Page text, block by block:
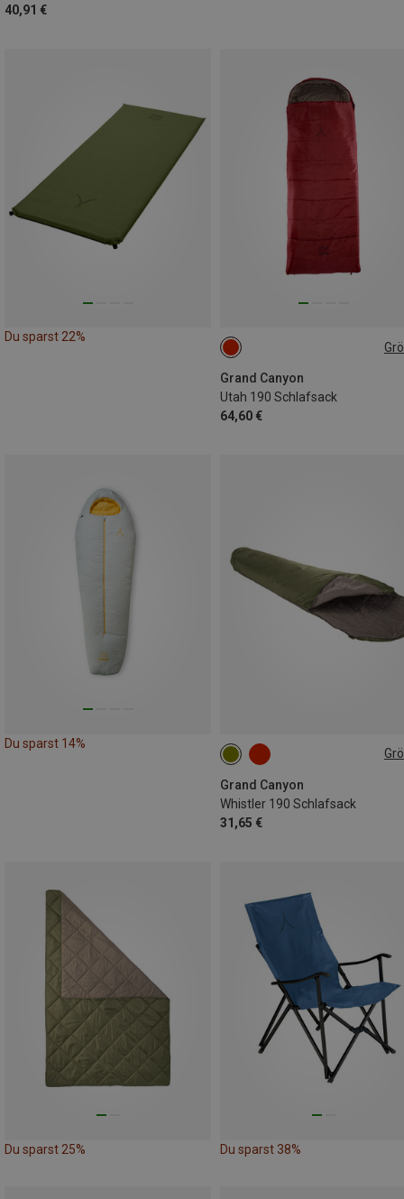
40,91 €
Du sparst 22%
Grand Canyon
Utah 190 Schlafsack
64,60 €
MAX. 190CM
Du sparst 14%
Grand Canyon
Whistler 190 Schlafsack
31,65 €
MAX. 190CM
Du sparst 25% Du sparst 38%